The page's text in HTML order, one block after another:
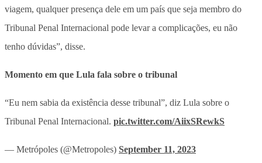
viagem, qualquer presença dele em um país que seja membro do
Tribunal Penal Internacional pode levar a complicações, eu não
tenho dúvidas”, disse.
Momento em que Lula fala sobre o tribunal
“Eu nem sabia da existência desse tribunal”, diz Lula sobre o
Tribunal Penal Internacional. pic.twitter.com/AiixSRewkS
— Metrópoles (@Metropoles) September 11, 2023